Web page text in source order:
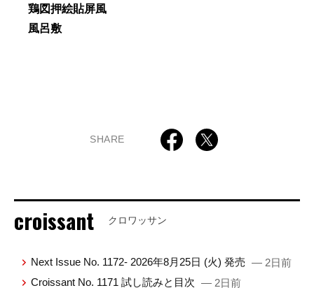
鶏図押絵貼屏風
風呂敷
SHARE
croissant クロワッサン
Next Issue No. 1172- 2026年8月25日 (火) 発売 — 2日前
Croissant No. 1171 試し読みと目次 — 2日前